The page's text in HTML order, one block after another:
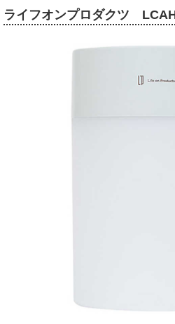
ライフオンプロダクツ